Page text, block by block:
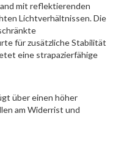
mit reflektierenden
Lichtverhältnissen. Die
für zusätzliche Stabilität
eine strapazierfähige
über einen höher
am Widerrist und